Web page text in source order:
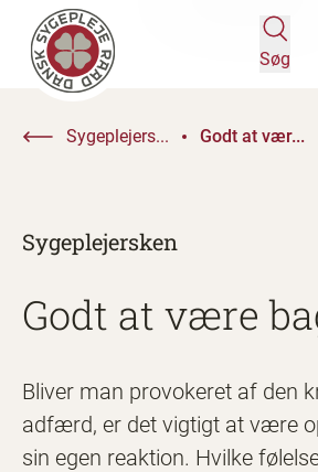
Søg
Sygeplejers... Godt at vær...
Sygeplejersken
Godt at være
Bliver man provokeret af den
adfærd, er det vigtigt at være
sin egen reaktion. Hvilke